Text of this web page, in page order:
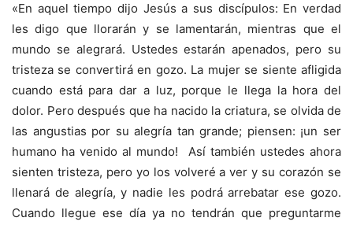
«En aquel tiempo dijo Jesús a sus discípulos: En verdad
les digo que llorarán y se lamentarán, mientras que el
mundo se alegrará. Ustedes estarán apenados, pero su
tristeza se convertirá en gozo. La mujer se siente afligida
cuando está para dar a luz, porque le llega la hora del
dolor. Pero después que ha nacido la criatura, se olvida de
las angustias por su alegría tan grande; piensen: ¡un ser
humano ha venido al mundo! Así también ustedes ahora
sienten tristeza, pero yo los volveré a ver y su corazón se
llenará de alegría, y nadie les podrá arrebatar ese gozo.
Cuando llegue ese día ya no tendrán que preguntarme